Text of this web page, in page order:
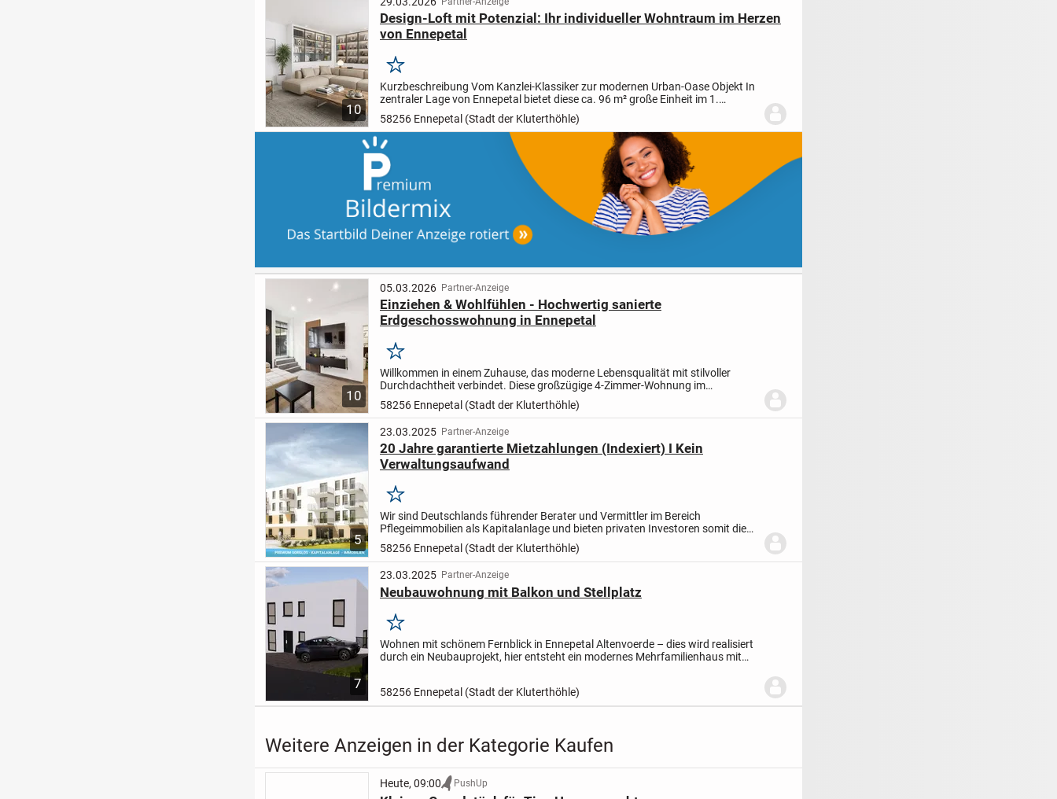
10
Design-Loft mit Potenzial: Ihr individueller Wohntraum im Herzen
von Ennepetal
Merken
Kurzbeschreibung Vom Kanzlei-Klassiker zur modernen Urban-Oase Objekt In
zentraler Lage von Ennepetal bietet diese ca. 96 m² große Einheit im 1.
Obergeschoss eine seltene Gelegenheit für Individualist...
58256 Ennepetal (Stadt der Kluterthöhle)
10
05.03.2026 Partner-Anzeige
Einziehen & Wohlfühlen - Hochwertig sanierte
Erdgeschosswohnung in Ennepetal
Merken
Willkommen in einem Zuhause, das moderne Lebensqualität mit stilvoller
Durchdachtheit verbindet. Diese großzügige 4-Zimmer-Wohnung im
Erdgeschoss präsentiert sich nach umfassender Sanierung als...
58256 Ennepetal (Stadt der Kluterthöhle)
5
23.03.2025 Partner-Anzeige
20 Jahre garantierte Mietzahlungen (Indexiert) I Kein
Verwaltungsaufwand
Merken
Wir sind Deutschlands führender Berater und Vermittler im Bereich
Pflegeimmobilien als Kapitalanlage und bieten privaten Investoren somit die
sicherste und passivste Anlageform.Ihre Vorteile auf...
58256 Ennepetal (Stadt der Kluterthöhle)
7
23.03.2025 Partner-Anzeige
Neubauwohnung mit Balkon und Stellplatz
Merken
Wohnen mit schönem Fernblick in Ennepetal Altenvoerde – dies wird realisiert
durch ein Neubauprojekt, hier entsteht ein modernes Mehrfamilienhaus mit
58256 Ennepetal (Stadt der Kluterthöhle)
Weitere Anzeigen in der Kategorie Kaufen
Heute, 09:00 PushUp